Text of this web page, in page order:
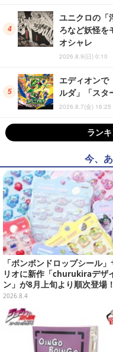
ユニクロの「
ろなど妖怪を
オシャレ
2026.8.9(日) 0:10
エディオンで
ルダ」「スタ
2026.8.7(金) 16:25
ラン
今、
「ボンボンドロップシール
リオに新作「churukiraデザ
ン」が8月上旬より順次登場
ローキティ、はぴだんぶいな
8種類
2026.8.4